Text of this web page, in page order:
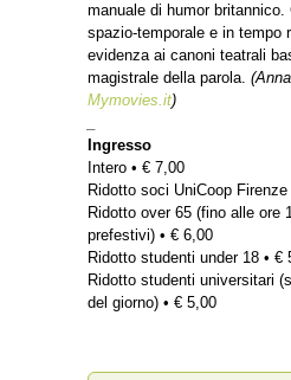
manuale di humor
spazio-temporale e in tempo
evidenza ai canoni teatrali
magistrale della parola.
Mymovies.it)
Ingresso
Intero • € 7,00
Ridotto soci UniCoop Firenze
Ridotto over 65 (fino alle ore
prefestivi) • € 6,00
Ridotto studenti under 18 • €
Ridotto studenti universitari
del giorno) • € 5,00